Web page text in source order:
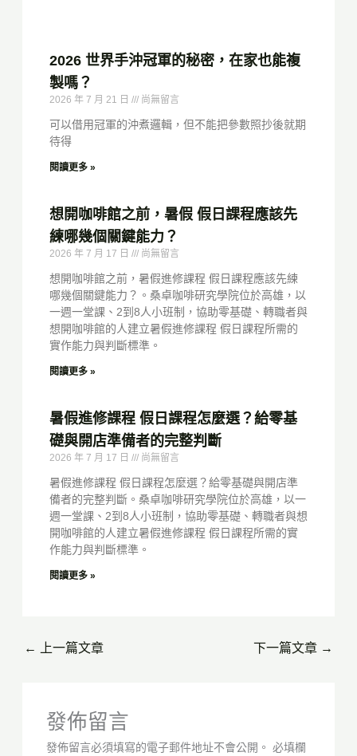
2026 世界手沖冠軍的秘密，在家也能複
製嗎？
2026 年 7 月 21 日 尚無留言
可以借用冠軍的沖煮邏輯，但不能把參數照抄後就期
待得
閱讀更多 »
想開咖啡館之前，暑假 假日課程應該先
練哪幾個關鍵能力？
2026 年 7 月 17 日 尚無留言
想開咖啡館之前，暑假進修課程 假日課程應該先練
哪幾個關鍵能力？。桑卓咖啡研究學院位於高雄，以
一週一堂課、2到8人小班制，協助零基礎、轉職者與
想開咖啡館的人建立暑假進修課程 假日課程所需的
實作能力與判斷標準。
閱讀更多 »
暑假進修課程 假日課程怎麼選？給零基
礎與開店準備者的完整判斷
2026 年 7 月 17 日 尚無留言
暑假進修課程 假日課程怎麼選？給零基礎與開店準
備者的完整判斷。桑卓咖啡研究學院位於高雄，以一
週一堂課、2到8人小班制，協助零基礎、轉職者與想
開咖啡館的人建立暑假進修課程 假日課程所需的實
作能力與判斷標準。
閱讀更多 »
← 上一篇文章 下一篇文章 →
發佈留言
發佈留言必須填寫的電子郵件地址不會公開。 必填欄